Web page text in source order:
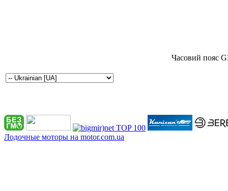
Часовий пояс
Лодочные моторы на motor.com.ua